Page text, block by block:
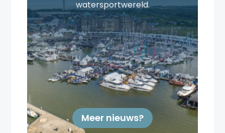
watersportwereld.
Meer nieuws?